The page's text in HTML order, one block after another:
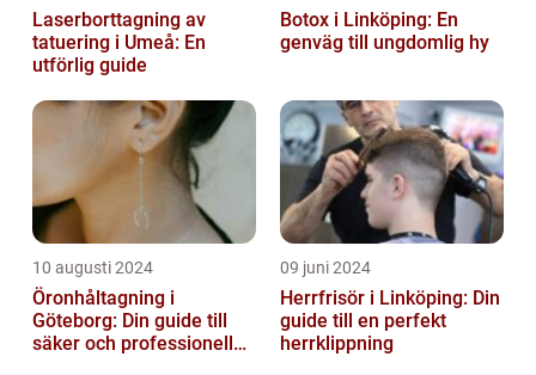
Laserborttagning av
tatuering i Umeå: En
utförlig guide
Botox i Linköping: En
genväg till ungdomlig hy
10 augusti 2024
Öronhåltagning i
Göteborg: Din guide till
säker och professionell
09 juni 2024
Herrfrisör i Linköping: Din
guide till en perfekt
herrklippning